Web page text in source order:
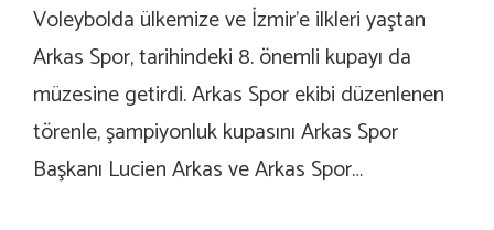
Voleybolda ülkemize ve İzmir’e ilkleri yaştan
Arkas Spor, tarihindeki 8. önemli kupayı da
müzesine getirdi. Arkas Spor ekibi düzenlenen
törenle, şampiyonluk kupasını Arkas Spor
Başkanı Lucien Arkas ve Arkas Spor…